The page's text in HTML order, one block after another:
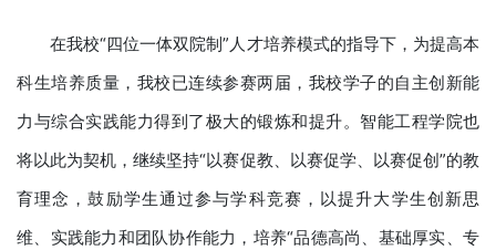
在我校“四位一体双院制”人才培养模式的指导下，为提高本
科生培养质量，我校已连续参赛两届，我校学子的自主创新能
力与综合实践能力得到了极大的锻炼和提升。智能工程学院也
将以此为契机，继续坚持“以赛促教、以赛促学、以赛促创”的教
育理念，鼓励学生通过参与学科竞赛，以提升大学生创新思
维、实践能力和团队协作能力，培养“品德高尚、基础厚实、专